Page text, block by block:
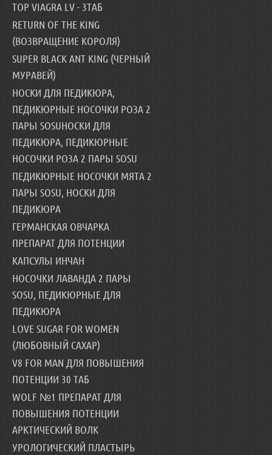
TOP VIAGRA LV - 3ТАБ
RETURN OF THE KING
(ВОЗВРАЩЕНИЕ КОРОЛЯ)
SUPER BLACK ANT KING (ЧЕРНЫЙ
МУРАВЕЙ)
НОСКИ ДЛЯ ПЕДИКЮРА,
ПЕДИКЮРНЫЕ НОСОЧКИ РОЗА 2
ПАРЫ SOSUНОСКИ ДЛЯ
ПЕДИКЮРА, ПЕДИКЮРНЫЕ
НОСОЧКИ РОЗА 2 ПАРЫ SOSU
ПЕДИКЮРНЫЕ НОСОЧКИ МЯТА 2
ПАРЫ SOSU, НОСКИ ДЛЯ
ПЕДИКЮРА
ГЕРМАНСКАЯ ОВЧАРКА
ПРЕПАРАТ ДЛЯ ПОТЕНЦИИ
КАПСУЛЫ ИНЧАН
НОСОЧКИ ЛАВАНДА 2 ПАРЫ
SOSU, ПЕДИКЮРНЫЕ ДЛЯ
ПЕДИКЮРА
LOVE SUGAR FOR WOMEN
(ЛЮБОВНЫЙ САХАР)
V8 FOR MAN ДЛЯ ПОВЫШЕНИЯ
ПОТЕНЦИИ 30 ТАБ
WOLF №1 ПРЕПАРАТ ДЛЯ
ПОВЫШЕНИЯ ПОТЕНЦИИ
АРКТИЧЕСКИЙ ВОЛК
УРОЛОГИЧЕСКИЙ ПЛАСТЫРЬ